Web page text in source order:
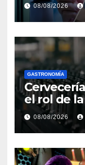
el Décimo
08/08/2026
GASTRONOMÍA
el rol de
motor de
en
08/08/2026